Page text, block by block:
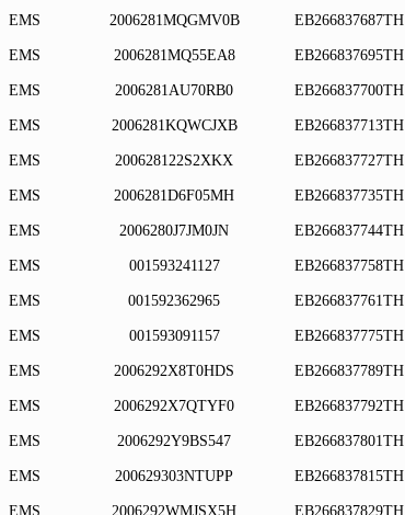
EMS 2006281MQGMV0B EB266837687TH
EMS 2006281MQ55EA8 EB266837695TH
EMS 2006281AU70RB0 EB266837700TH
EMS 2006281KQWCJXB EB266837713TH
EMS 200628122S2XKX EB266837727TH
EMS 2006281D6F05MH EB266837735TH
EMS 2006280J7JM0JN EB266837744TH
EMS 001593241127 EB266837758TH
EMS 001592362965 EB266837761TH
EMS 001593091157 EB266837775TH
EMS 2006292X8T0HDS EB266837789TH
EMS 2006292X7QTYF0 EB266837792TH
EMS 2006292Y9BS547 EB266837801TH
EMS 200629303NTUPP EB266837815TH
EMS 2006292WMJSX5H EB266837829TH